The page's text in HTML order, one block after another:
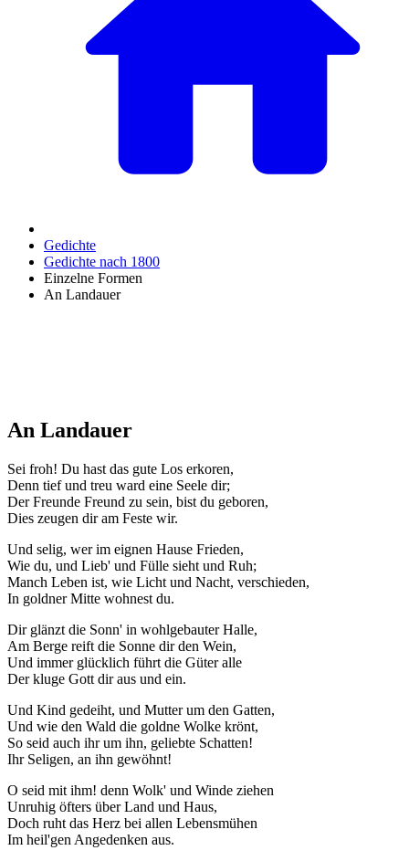
Gedichte
Gedichte nach 1800
Einzelne Formen
An Landauer
An Landauer
Sei froh! Du hast das gute Los erkoren,
Denn tief und treu ward eine Seele dir;
Der Freunde Freund zu sein, bist du geboren,
Dies zeugen dir am Feste wir.
Und selig, wer im eignen Hause Frieden,
Wie du, und Lieb' und Fülle sieht und Ruh;
Manch Leben ist, wie Licht und Nacht, verschieden,
In goldner Mitte wohnest du.
Dir glänzt die Sonn' in wohlgebauter Halle,
Am Berge reift die Sonne dir den Wein,
Und immer glücklich führt die Güter alle
Der kluge Gott dir aus und ein.
Und Kind gedeiht, und Mutter um den Gatten,
Und wie den Wald die goldne Wolke krönt,
So seid auch ihr um ihn, geliebte Schatten!
Ihr Seligen, an ihn gewöhnt!
O seid mit ihm! denn Wolk' und Winde ziehen
Unruhig öfters über Land und Haus,
Doch ruht das Herz bei allen Lebensmühen
Im heil'gen Angedenken aus.